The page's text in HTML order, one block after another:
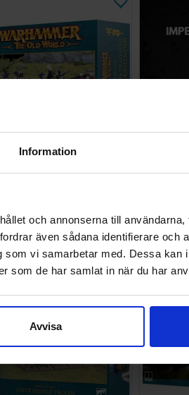
Information
och annonserna till
även sådana identifierare och
vi samarbetar med. Dessa kan
som de har samlat in när du har
Avvisa
Helblaster Volley Gun
I lager:2
Empire
239